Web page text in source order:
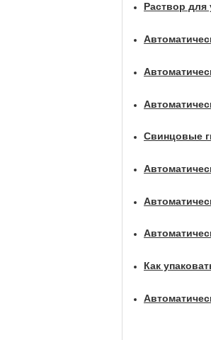
Раствор для
Свинцовые
Как